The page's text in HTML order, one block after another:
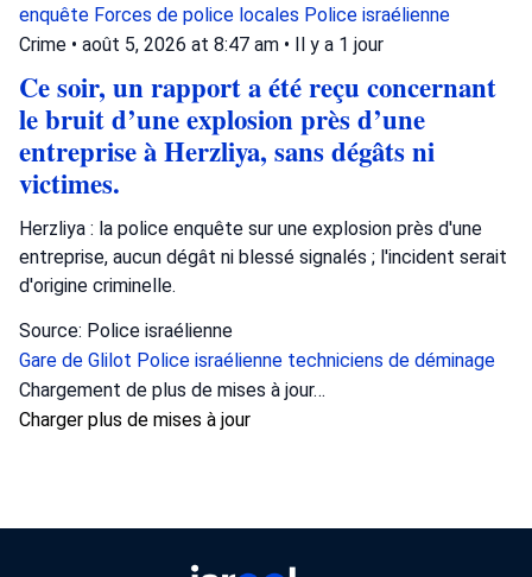
enquête Forces de police locales Police israélienne
Crime • août 5, 2026 at 8:47 am • Il y a 1 jour
Ce soir, un rapport a été reçu concernant
le bruit d’une explosion près d’une
entreprise à Herzliya, sans dégâts ni
victimes.
Herzliya : la police enquête sur une explosion près d'une
entreprise, aucun dégât ni blessé signalés ; l'incident serait
d'origine criminelle.
Source: Police israélienne
Gare de Glilot Police israélienne techniciens de déminage
Chargement de plus de mises à jour…
Charger plus de mises à jour